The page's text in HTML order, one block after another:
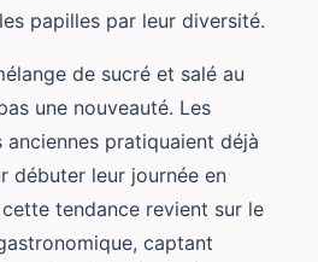
papilles par leur diversité.
de sucré et salé au
une nouveauté. Les
pratiquaient déjà
débuter leur journée en
cette tendance revient sur le
captant